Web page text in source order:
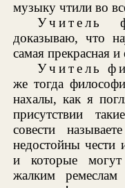
музыку чтили во
Учитель
доказываю, что
самая прекрасная и
Учитель
же тогда
нахалы, как я
присутствии
совести
недостойны чести
и которые
жалким